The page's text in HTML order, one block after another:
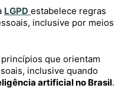
LGPD estabelece regras
inclusive por meios
que orientam
inclusive quando
artificial no Brasil.